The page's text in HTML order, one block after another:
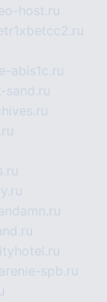
host.ru
e-abis1c.ru
sand.ru
spb.ru